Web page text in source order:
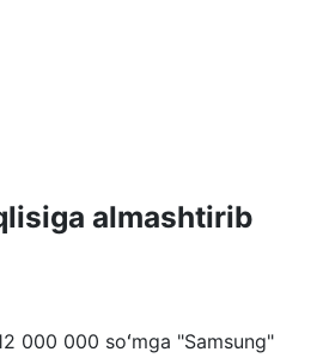
almashtirib
000 000 soʻmga "Samsung"